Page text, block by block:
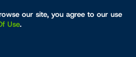
our site, you agree to our use
Use.